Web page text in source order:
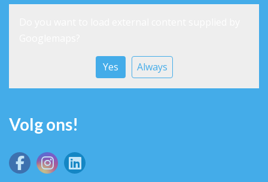
Yes Always
Volg ons!